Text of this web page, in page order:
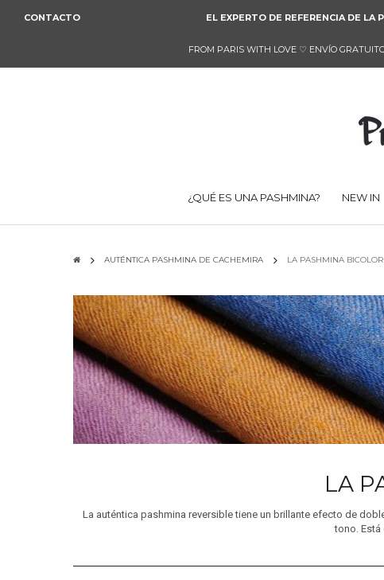
CONTACTO
EL EXPERTO DE REFERENCIA DE
FROM PARIS WITH LOVE ♡ ENVÍO
¿QUÉ ES UNA PASHMINA? NEW IN
AUTÉNTICA PASHMINA DE CACHEMIRA LA PASHMINA
LA
La auténtica pashmina reversible tiene un brillante efecto de
tono. Está